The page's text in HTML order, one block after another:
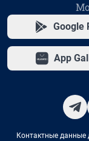
Google
App
Контактные данные